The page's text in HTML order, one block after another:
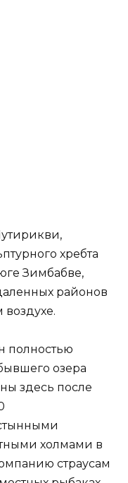
хребта
Зимбабве,
районов
полностью
озера
здесь после
холмами в
страусам